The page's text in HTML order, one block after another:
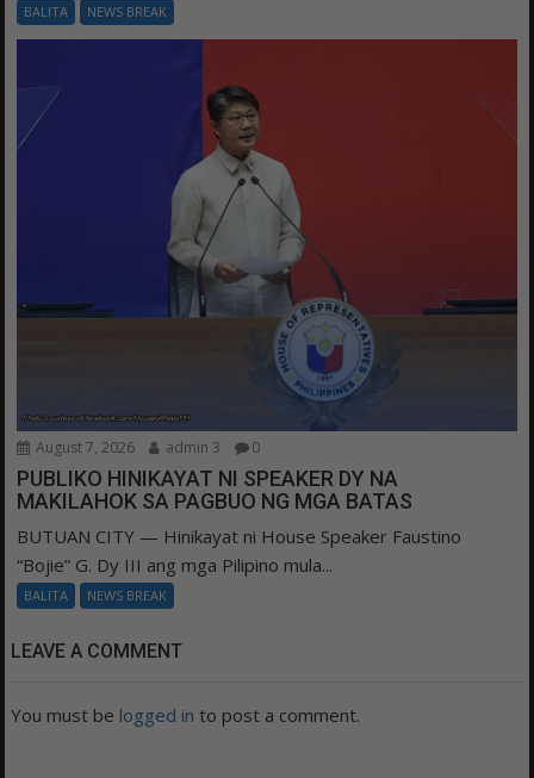
BALITA NEWS BREAK
August 7, 2026 admin 3 0
PUBLIKO HINIKAYAT NI SPEAKER DY NA
MAKILAHOK SA PAGBUO NG MGA BATAS
BUTUAN CITY — Hinikayat ni House Speaker Faustino
“Bojie” G. Dy III ang mga Pilipino mula...
BALITA NEWS BREAK
LEAVE A COMMENT
You must be logged in to post a comment.